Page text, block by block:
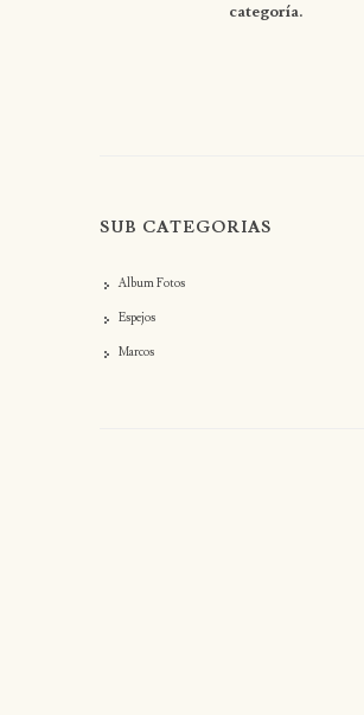
categoría.
SUB CATEGORIAS
Album Fotos
Espejos
Marcos